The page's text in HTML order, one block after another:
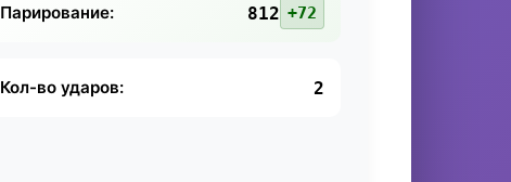
Парирование: 812 +72
Кол-во ударов: 2